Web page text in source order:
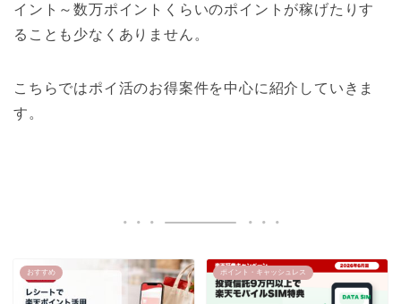
イント～数万ポイントくらいのポイントが稼げたりす
ることも少なくありません。
こちらではポイ活のお得案件を中心に紹介していきま
す。
おすすめ ポイント・キャッシュレス